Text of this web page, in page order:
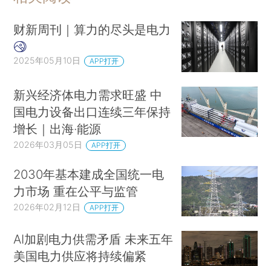
财新周刊｜算力的尽头是电力
2025年05月10日 APP打开
新兴经济体电力需求旺盛 中
国电力设备出口连续三年保持
增长｜出海·能源
2026年03月05日 APP打开
2030年基本建成全国统一电
力市场 重在公平与监管
2026年02月12日 APP打开
AI加剧电力供需矛盾 未来五年
美国电力供应将持续偏紧